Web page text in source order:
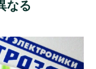
なる